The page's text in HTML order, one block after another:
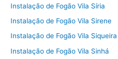
Instalação de Fogão Vila Síria
Instalação de Fogão Vila Sirene
Instalação de Fogão Vila Siqueira
Instalação de Fogão Vila Sinhá